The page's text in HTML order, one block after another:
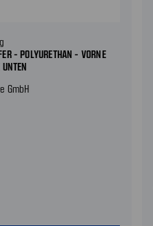
- POLYURETHAN - VORNE U
GmbH